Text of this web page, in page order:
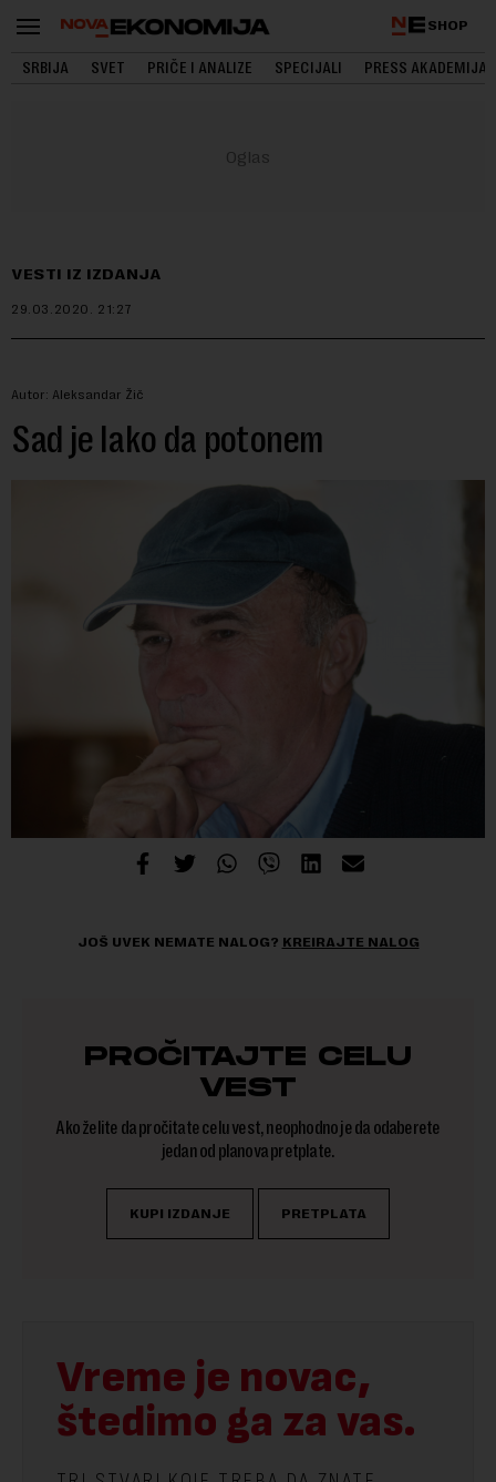
SHOP
SRBIJA SVET PRIČE I ANALIZE SPECIJALI PRESS AKADEMIJA
VESTI IZ IZDANJA
29.03.2020. 21:27
Autor: Aleksandar Žič
Sad je lako da potonem
JOŠ UVEK NEMATE NALOG? KREIRAJTE NALOG
PROČITAJTE CELU
VEST
Ako želite da pročitate celu vest, neophodno je da odaberete
jedan od planova pretplate.
KUPI IZDANJE PRETPLATA
Vreme je novac,
štedimo ga za vas.